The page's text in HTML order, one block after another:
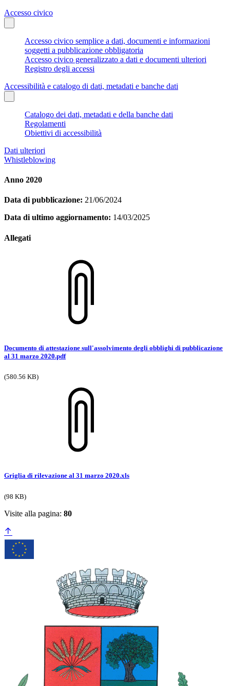
Accesso civico
Accesso civico semplice a dati, documenti e informazioni
soggetti a pubblicazione obbligatoria
Accesso civico generalizzato a dati e documenti ulteriori
Registro degli accessi
Accessibilità e catalogo di dati, metadati e banche dati
Catalogo dei dati, metadati e della banche dati
Regolamenti
Obiettivi di accessibilità
Dati ulteriori
Whistleblowing
Anno 2020
Data di pubblicazione: 21/06/2024
Data di ultimo aggiornamento: 14/03/2025
Allegati
Documento di attestazione sull'assolvimento degli obblighi di pubblicazione
al 31 marzo 2020.pdf
(580.56 KB)
Griglia di rilevazione al 31 marzo 2020.xls
(98 KB)
Visite alla pagina: 80